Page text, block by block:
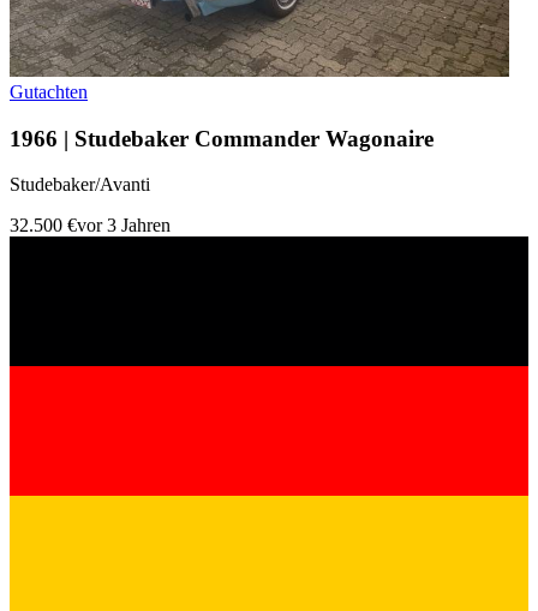
Gutachten
1966 | Studebaker Commander Wagonaire
Studebaker/Avanti
32.500 €vor 3 Jahren